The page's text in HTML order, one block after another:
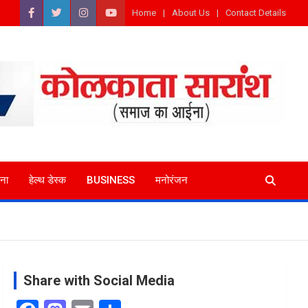
Home About Us Contact Details
हेल्थ डेस्क BUSINESS मनोरंजन
Share with Social Media